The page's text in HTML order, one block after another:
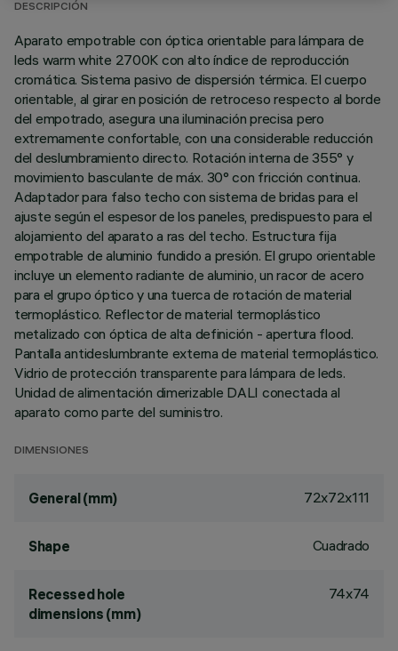
DESCRIPCIÓN
Aparato empotrable con óptica orientable para lámpara de
leds warm white 2700K con alto índice de reproducción
cromática. Sistema pasivo de dispersión térmica. El cuerpo
orientable, al girar en posición de retroceso respecto al borde
del empotrado, asegura una iluminación precisa pero
extremamente confortable, con una considerable reducción
del deslumbramiento directo. Rotación interna de 355° y
movimiento basculante de máx. 30° con fricción continua.
Adaptador para falso techo con sistema de bridas para el
ajuste según el espesor de los paneles, predispuesto para el
alojamiento del aparato a ras del techo. Estructura fija
empotrable de aluminio fundido a presión. El grupo orientable
incluye un elemento radiante de aluminio, un racor de acero
para el grupo óptico y una tuerca de rotación de material
termoplástico. Reflector de material termoplástico
metalizado con óptica de alta definición - apertura flood.
Pantalla antideslumbrante externa de material termoplástico.
Vidrio de protección transparente para lámpara de leds.
Unidad de alimentación dimerizable DALI conectada al
aparato como parte del suministro.
DIMENSIONES
General (mm) 72x72x111
Shape Cuadrado
Recessed hole
dimensions (mm)
74x74